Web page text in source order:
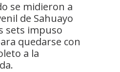
se midieron a
de Sahuayo
sets impuso
quedarse con
a la